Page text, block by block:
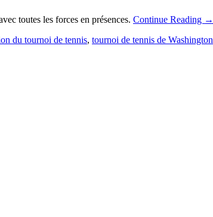
toutes les forces en présences. Continue Reading →
du tournoi de tennis, tournoi de tennis de Washington